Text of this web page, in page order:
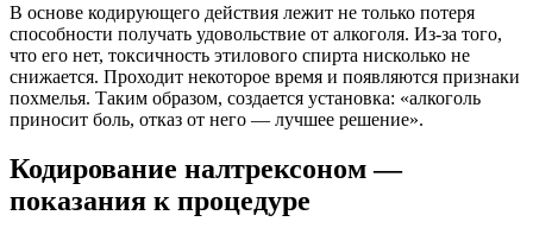
В основе кодирующего действия лежит не только потеря
способности получать удовольствие от алкоголя. Из-за того,
что его нет, токсичность этилового спирта нисколько не
снижается. Проходит некоторое время и появляются признаки
похмелья. Таким образом, создается установка: «алкоголь
приносит боль, отказ от него — лучшее решение».
Кодирование налтрексоном —
показания к процедуре